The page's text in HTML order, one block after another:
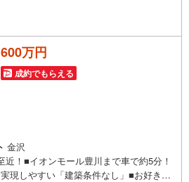
600万円
成約でもらえる
金沢
近！■イオンモール豊川まで車で約5分！
現しやすい「建築条件なし」■お好きな